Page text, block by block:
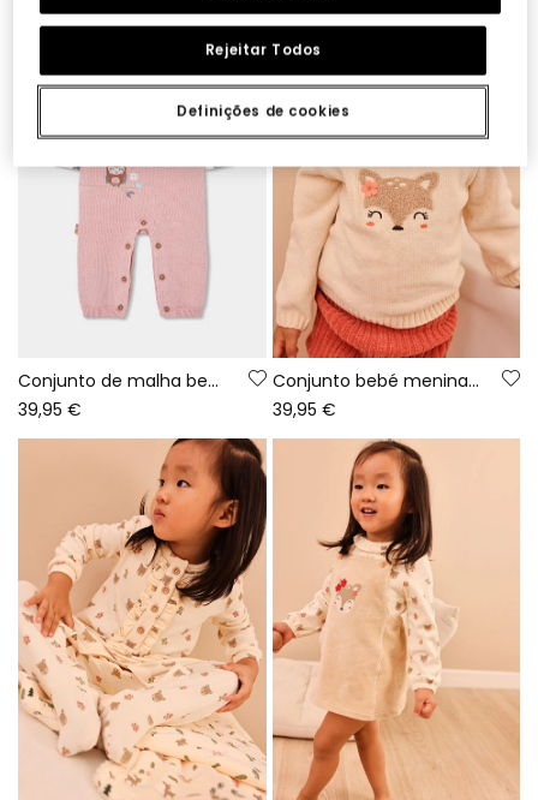
Conjunto de malha bebé menina rosa bordado de coruja
39,95 €
Conjunto bebé menina cru bordado de veado
39,95 €
Definições de cookies
Rejeitar Todos